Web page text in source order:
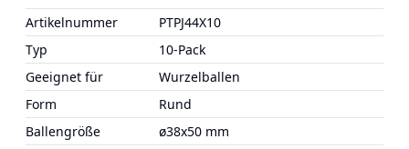
Artikelnummer
PTPJ44X10
Typ
10-Pack
Geeignet für
Wurzelballen
Form
Rund
Ballengröße
ø38x50 mm